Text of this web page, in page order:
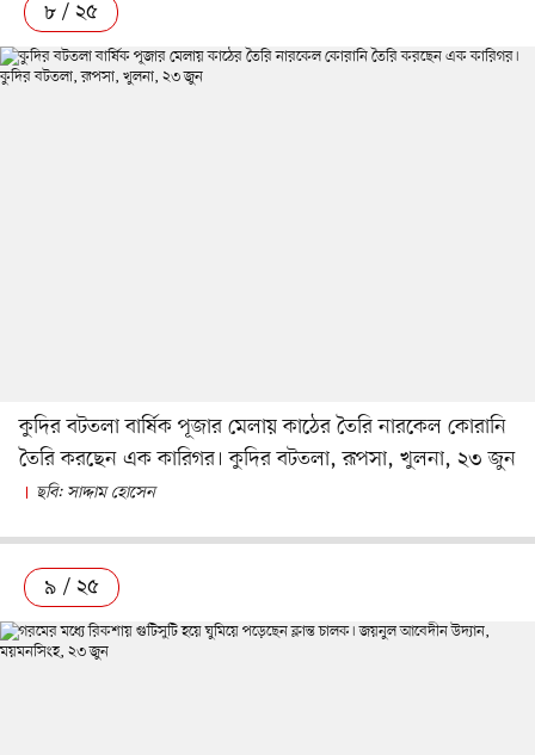
৮ / ২৫
কুদির বটতলা বার্ষিক পূজার মেলায় কাঠের তৈরি নারকেল কোরানি
তৈরি করছেন এক কারিগর। কুদির বটতলা, রূপসা, খুলনা, ২৩ জুন
ছবি: সাদ্দাম হোসেন
৯ / ২৫